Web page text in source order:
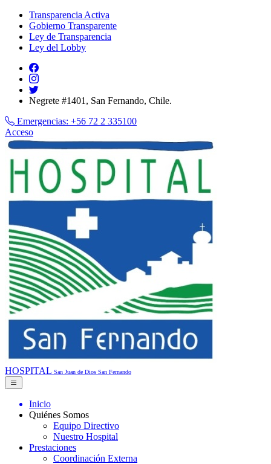
Transparencia Activa
Gobierno Transparente
Ley de Transparencia
Ley del Lobby
Negrete #1401, San Fernando, Chile.
Emergencias: +56 72 2 335100
Acceso
HOSPITAL San Juan de Dios San Fernando
Inicio
Quiénes Somos
Equipo Directivo
Nuestro Hospital
Prestaciones
Coordinación Externa